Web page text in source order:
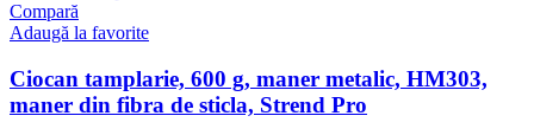
Compară
Adaugă la favorite
Ciocan tamplarie, 600 g, maner metalic, HM303,
maner din fibra de sticla, Strend Pro